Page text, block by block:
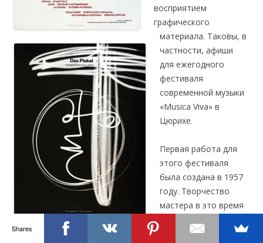
восприятием
графического
материала. Таковы, в
частности, афиши
для ежегодного
фестиваля
современной музыки
«Musica Viva» в
Цюрихе.
Первая работа для
этого фестиваля
была создана в 1957
году. Творчество
мастера в это время
эволюционировало в
Shares